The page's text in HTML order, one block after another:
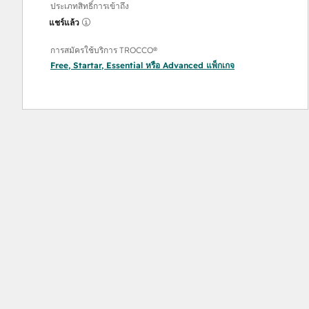
ประเภทสิทธิ์การเข้าถึง
แชร์แล้ว
การสมัครใช้บริการ TROCCO®
Free, Startar, Essential หรือ Advanced แพ็กเกจ